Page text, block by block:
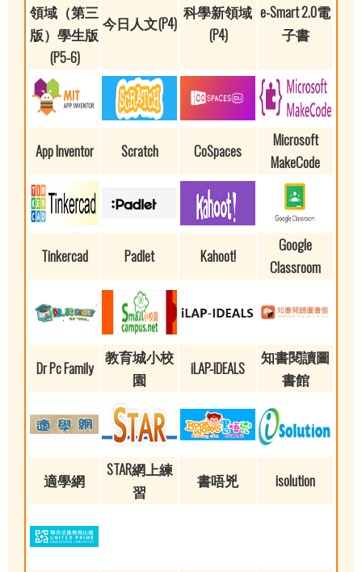
領域（第三
版）學生版
(P5-6)
今日人文(P4)
科學新領域
(P4)
e-Smart 2.0電
子書
App Inventor Scratch CoSpaces
Microsoft
MakeCode
Tinkercad Padlet Kahoot!
Google
Classroom
Dr Pc Family
教育城小校
園
iLAP-IDEALS
知書閱讀圖
書館
適學網
STAR網上練
習
書唔兇 isolution